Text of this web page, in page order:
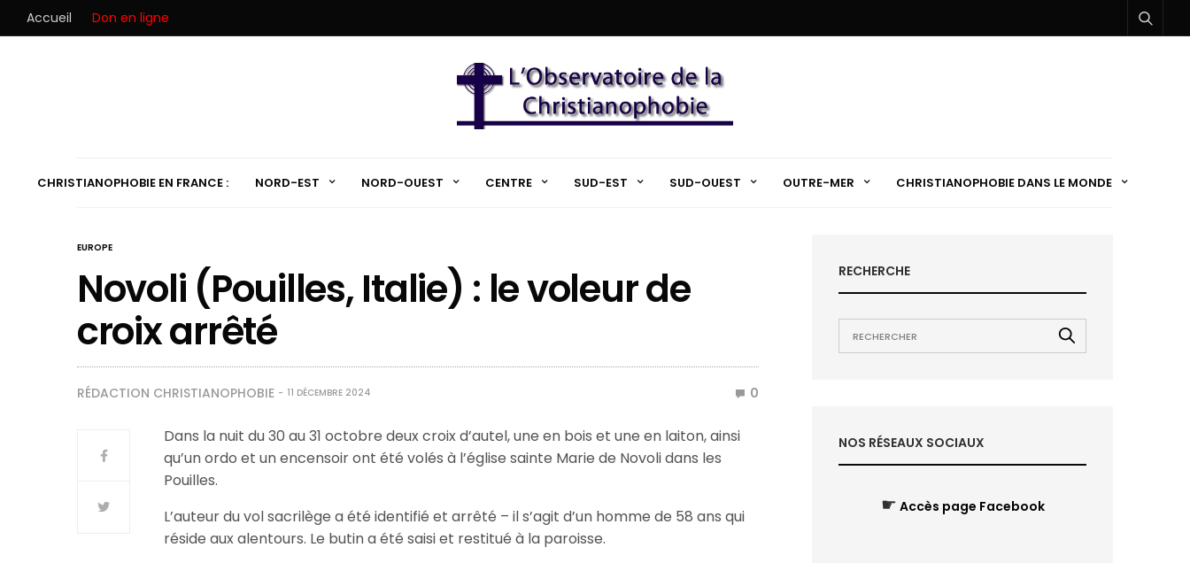
Accueil Don en ligne
CHRISTIANOPHOBIE EN FRANCE : NORD-EST NORD-OUEST CENTRE SUD-EST SUD-OUEST OUTRE-MER CHRISTIANOPHOBIE DANS LE MONDE
EUROPE
Novoli (Pouilles, Italie) : le voleur de
croix arrêté
RÉDACTION CHRISTIANOPHOBIE 11 DÉCEMBRE 2024 0
Dans la nuit du 30 au 31 octobre deux croix d’autel, une en bois et une en laiton, ainsi
qu’un ordo et un encensoir ont été volés à l’église sainte Marie de Novoli dans les
Pouilles.
L’auteur du vol sacrilège a été identifié et arrêté – il s’agit d’un homme de 58 ans qui
réside aux alentours. Le butin a été saisi et restitué à la paroisse.
RECHERCHE
NOS RÉSEAUX SOCIAUX
☛ Accès page Facebook